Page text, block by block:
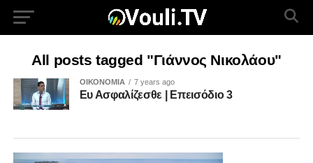
All posts tagged "Γιάννος Νικολάου"
ΟΙΚΟΝΟΜΙΑ 7 years ago
Ευ Ασφαλίζεσθε | Επεισόδιο 3